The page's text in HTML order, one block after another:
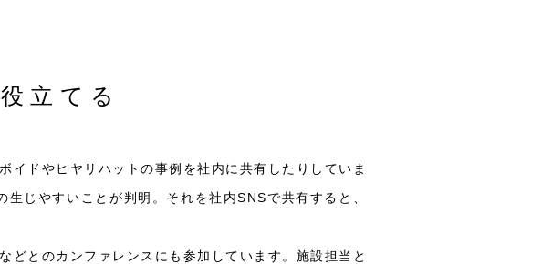
立てる
イドやヒヤリハットの事例を社内に共有したりしていま
じやすいことが判明。それを社内SNSで共有すると、
どとのカンファレンスにも参加しています。施設担当と